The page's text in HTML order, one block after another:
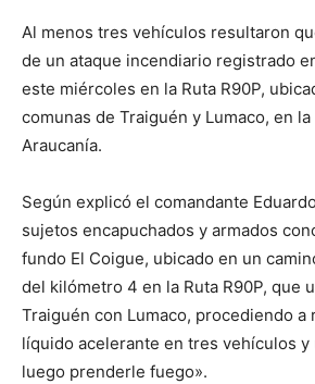
Al menos tres vehículos resultaron
de un ataque incendiario registrado
este miércoles en la Ruta R90P,
comunas de Traiguén y Lumaco, en
Araucanía.
Según explicó el comandante
sujetos encapuchados y armados
fundo El Coigue, ubicado en un
del kilómetro 4 en la Ruta R90P, que
Traiguén con Lumaco, procediendo a
líquido acelerante en tres vehículos y
luego prenderle fuego».